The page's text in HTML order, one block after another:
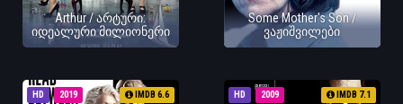
Arthur / არტური:
იდეალური მილიონერი
Some Mother's Son /
ვაჟიშვილები
HD 2019 IMDB 6.6 HD 2009 IMDB 7.1